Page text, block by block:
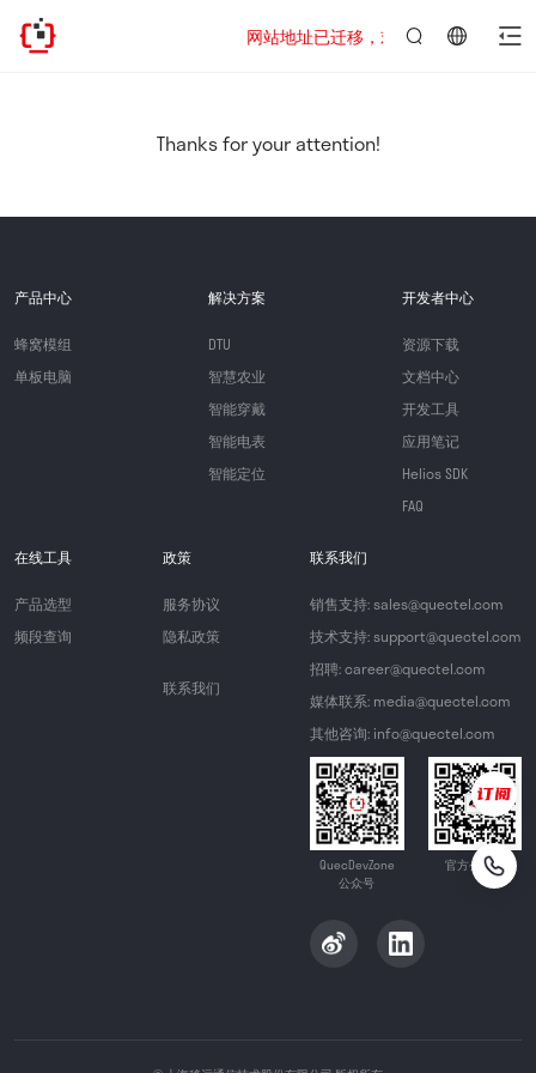
网站地址已迁移，欢迎访问新址：
Thanks for your attention!
产品中心
蜂窝模组
单板电脑
解决方案
DTU
智慧农业
智能穿戴
智能电表
智能定位
开发者中心
资源下载
文档中心
开发工具
应用笔记
Helios SDK
FAQ
在线工具
产品选型
频段查询
政策
服务协议
隐私政策
联系我们
联系我们
销售支持: sales@quectel.com
技术支持: support@quectel.com
招聘: career@quectel.com
媒体联系: media@quectel.com
其他咨询: info@quectel.com
QuecDevZone
公众号
官方公众号